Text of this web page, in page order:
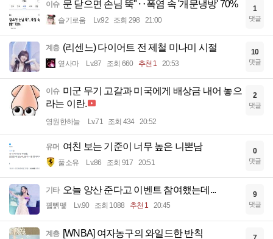
이슈 문 닫으면 손님 뚝"‥폭염 속 '개문냉방' 70%
슬기로움 Lv.92 조회 298 21:00
1
댓글
계층 (리센느) 다이어트 전 제철 미나미 시절
옆사마 Lv.87 조회 660 추천 1 20:53
10
댓글
이슈 미군 무기 고갈과 미국에게 배상금 내어 놓으
라는 이란.
영원한하늘 Lv.71 조회 434 20:52
2
댓글
유머 여친 보는 기준이 너무 높은 니뽄남
풀소유 Lv.86 조회 917 20:51
0
댓글
기타 오늘 양산 준다고 이벤트 참여했는데...
꿻뻵뗗 Lv.90 조회 1088 추천 1 20:45
9
댓글
계층 [WNBA] 여자농구의 와일드한 반칙